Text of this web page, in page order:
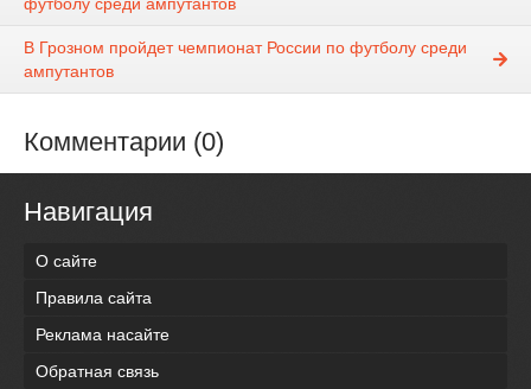
В Грозном пройдет чемпионат России по футболу среди
ампутантов
Комментарии (0)
Навигация
О сайте
Правила сайта
Реклама насайте
Обратная связь